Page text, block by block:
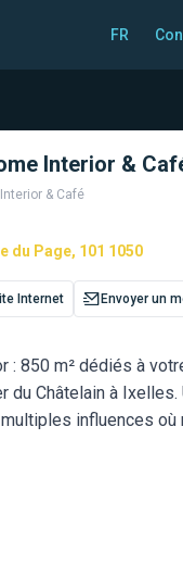
FR
Interior &
& Café
du Page, 101 1050
Internet Envoyer un
: 850 m² dédiés à
du Châtelain à Ixelles.
influences où